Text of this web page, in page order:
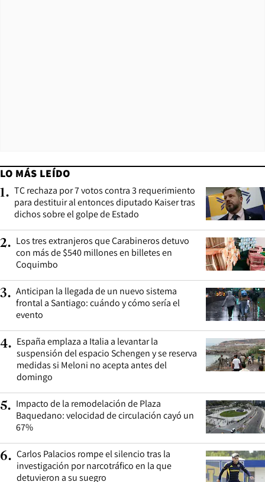
LO MÁS LEÍDO
1. TC rechaza por 7 votos contra 3 requerimiento
para destituir al entonces diputado Kaiser tras
dichos sobre el golpe de Estado
2. Los tres extranjeros que Carabineros detuvo
con más de $540 millones en billetes en
Coquimbo
3. Anticipan la llegada de un nuevo sistema
frontal a Santiago: cuándo y cómo sería el
evento
4. España emplaza a Italia a levantar la
suspensión del espacio Schengen y se reserva
medidas si Meloni no acepta antes del
domingo
5. Impacto de la remodelación de Plaza
Baquedano: velocidad de circulación cayó un
67%
6. Carlos Palacios rompe el silencio tras la
investigación por narcotráfico en la que
detuvieron a su suegro